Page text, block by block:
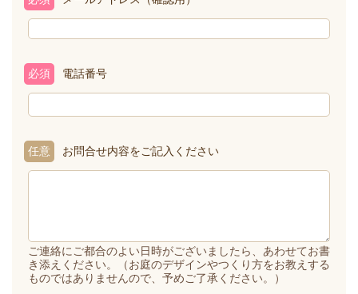
電話番号
必須
お問合せ内容をご記入ください
任意
ご連絡にご都合のよい日時がございましたら、あわせてお書
き添えください。（お庭のデザインやつくり方をお教えする
ものではありませんので、予めご了承ください。）